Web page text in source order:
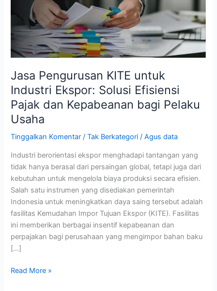
Jasa Pengurusan KITE untuk
Industri Ekspor: Solusi Efisiensi
Pajak dan Kepabeanan bagi Pelaku
Usaha
Tinggalkan Komentar /Tak Berkategori /Agus data
Industri berorientasi ekspor menghadapi tantangan yang
tidak hanya berasal dari persaingan global, tetapi juga dari
kebutuhan untuk mengelola biaya produksi secara efisien.
Salah satu instrumen yang disediakan pemerintah
Indonesia untuk meningkatkan daya saing tersebut adalah
fasilitas Kemudahan Impor Tujuan Ekspor (KITE). Fasilitas
ini memberikan berbagai insentif kepabeanan dan
perpajakan bagi perusahaan yang mengimpor bahan baku
[…]
Ekspor:
Solusi
Efisiensi
Pajak
dan
Kepabeanan
bagi
Pelaku
Usaha
Read More »